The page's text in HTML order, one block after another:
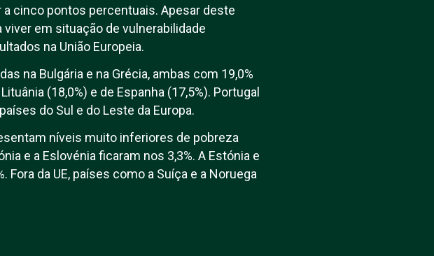
a cinco pontos percentuais. Apesar deste
em situação de vulnerabilidade
na União Europeia.
na Bulgária e na Grécia, ambas com 19,0%
(18,0%) e de Espanha (17,5%). Portugal
do Sul e do Leste da Europa.
níveis muito inferiores de pobreza
e a Eslovénia ficaram nos 3,3%. A Estónia e
da UE, países como a Suíça e a Noruega